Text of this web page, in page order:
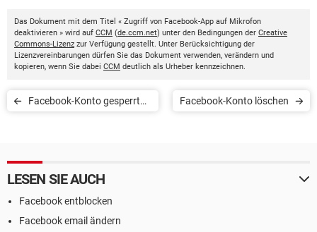
Das Dokument mit dem Titel « Zugriff von Facebook-App auf Mikrofon
deaktivieren » wird auf CCM (de.ccm.net) unter den Bedingungen der Creative
Commons-Lizenz zur Verfügung gestellt. Unter Berücksichtigung der
Lizenzvereinbarungen dürfen Sie das Dokument verwenden, verändern und
kopieren, wenn Sie dabei CCM deutlich als Urheber kennzeichnen.
Facebook-Konto gesperrt
Facebook-Konto löschen
LESEN SIE AUCH
Facebook entblocken
Facebook email ändern